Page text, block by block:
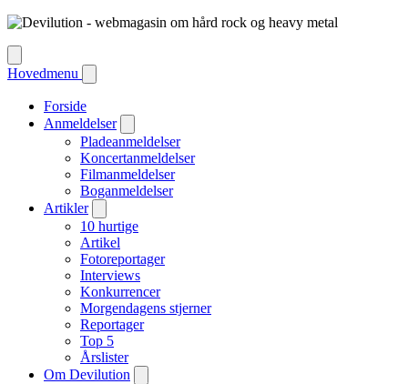
Hovedmenu
Forside
Anmeldelser
Pladeanmeldelser
Koncertanmeldelser
Filmanmeldelser
Boganmeldelser
Artikler
10 hurtige
Artikel
Fotoreportager
Interviews
Konkurrencer
Morgendagens stjerner
Reportager
Top 5
Årslister
Om Devilution